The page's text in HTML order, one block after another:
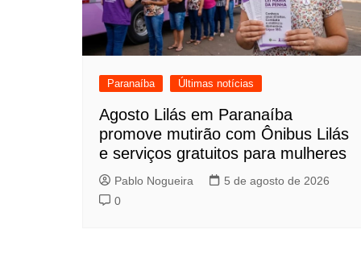
Paranaíba Últimas notícias
Agosto Lilás em Paranaíba
promove mutirão com Ônibus Lilás
e serviços gratuitos para mulheres
Pablo Nogueira
5 de agosto de 2026
0